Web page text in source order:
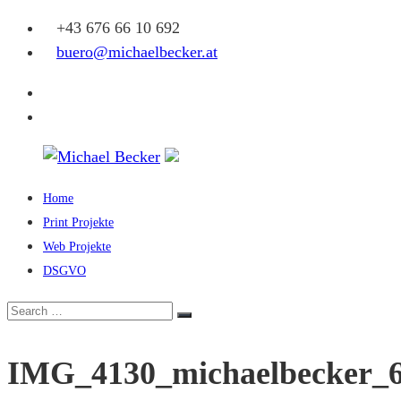
Skip
+43 676 66 10 692
buero@michaelbecker.at
Michael
Becker
Eine
weitere
WordPress-
Home
Print Projekte
Web Projekte
DSGVO
Search
Search